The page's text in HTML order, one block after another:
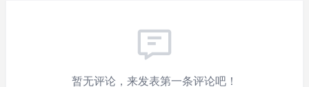
暂无评论，来发表第一条评论吧！